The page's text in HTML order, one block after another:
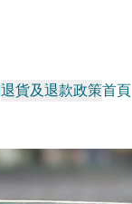
退貨及退款政策首頁